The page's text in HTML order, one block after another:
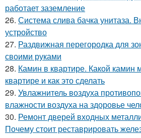
работает заземление
26. Система слива бачка унитаза.
устройство
27. Раздвижная перегородка для
своими руками
28. Камин в квартире. Какой камин
квартире и как это сделать
29. Увлажнитель воздуха
влажности воздуха на здоровье
30. Ремонт дверей входных
Почему стоит реставрировать